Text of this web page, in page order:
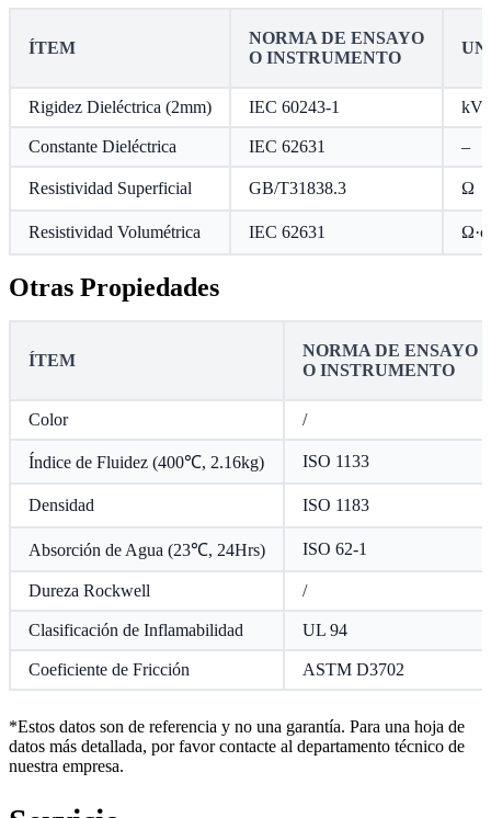
ÍTEM
NORMA DE ENSAYO
O INSTRUMENTO
Rigidez Dieléctrica (2mm) IEC 60243-1 kV/
Constante Dieléctrica IEC 62631 –
Resistividad Superficial GB/T31838.3 Ω
Resistividad Volumétrica IEC 62631
Otras Propiedades
ÍTEM
NORMA DE ENSAYO
O INSTRUMENTO
Color /
Índice de Fluidez (400℃, 2.16kg) ISO 1133
Densidad ISO 1183
Absorción de Agua (23℃, 24Hrs) ISO 62-1
Dureza Rockwell /
Clasificación de Inflamabilidad UL 94
Coeficiente de Fricción ASTM D3702
*Estos datos son de referencia y no una garantía. Para una hoja de
datos más detallada, por favor contacte al departamento técnico de
nuestra empresa.